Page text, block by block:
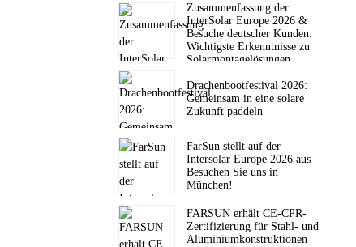
Zusammenfassung der
InterSolar Europe 2026 &
Besuche deutscher Kunden:
Wichtigste Erkenntnisse zu
Solarmontagelösungen
Drachenbootfestival 2026:
Gemeinsam in eine solare
Zukunft paddeln
FarSun stellt auf der
Intersolar Europe 2026 aus –
Besuchen Sie uns in
München!
FARSUN erhält CE-CPR-
Zertifizierung für Stahl- und
Aluminiumkonstruktionen